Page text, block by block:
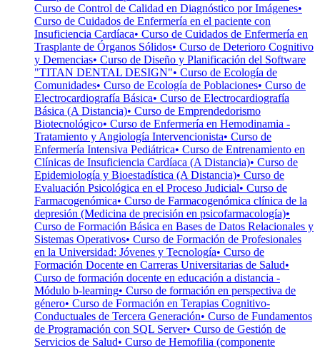
Curso de Control de Calidad en Diagnóstico por Imágenes•
Curso de Cuidados de Enfermería en el paciente con
Insuficiencia Cardíaca• Curso de Cuidados de Enfermería en
Trasplante de Órganos Sólidos• Curso de Deterioro Cognitivo
y Demencias• Curso de Diseño y Planificación del Software
"TITAN DENTAL DESIGN"• Curso de Ecología de
Comunidades• Curso de Ecología de Poblaciones• Curso de
Electrocardiografía Básica• Curso de Electrocardiografía
Básica (A Distancia)• Curso de Emprendedorismo
Biotecnológico• Curso de Enfermería en Hemodinamia -
Tratamiento y Angiología Intervencionista• Curso de
Enfermería Intensiva Pediátrica• Curso de Entrenamiento en
Clínicas de Insuficiencia Cardíaca (A Distancia)• Curso de
Epidemiología y Bioestadística (A Distancia)• Curso de
Evaluación Psicológica en el Proceso Judicial• Curso de
Farmacogenómica• Curso de Farmacogenómica clínica de la
depresión (Medicina de precisión en psicofarmacología)•
Curso de Formación Básica en Bases de Datos Relacionales y
Sistemas Operativos• Curso de Formación de Profesionales
en la Universidad: Jóvenes y Tecnología• Curso de
Formación Docente en Carreras Universitarias de Salud•
Curso de formación docente en educación a distancia -
Módulo b-learning• Curso de formación en perspectiva de
género• Curso de Formación en Terapias Cognitivo-
Conductuales de Tercera Generación• Curso de Fundamentos
de Programación con SQL Server• Curso de Gestión de
Servicios de Salud• Curso de Hemofilia (componente